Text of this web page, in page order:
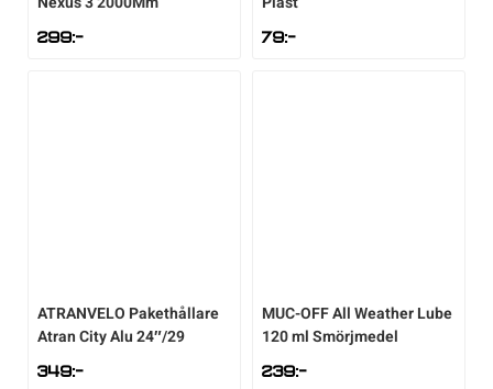
299:- 79:-
ATRANVELO Pakethållare
Atran City Alu 24″/29
349:-
MUC-OFFAll Weather Lube
120 ml Smörjmedel
239:-